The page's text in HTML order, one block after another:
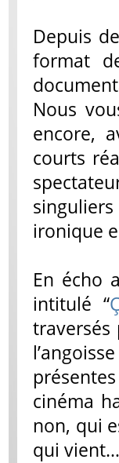
Depuis
format
Nous
encore,
courts
ironique
En écho
intitulé “
traversés
cinéma
non, qui
qui vient…